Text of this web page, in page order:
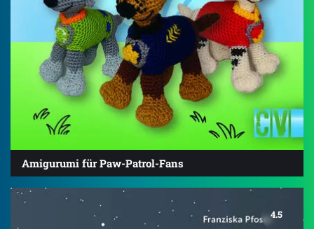
Amigurumi für Paw-Patrol-Fans
4.5